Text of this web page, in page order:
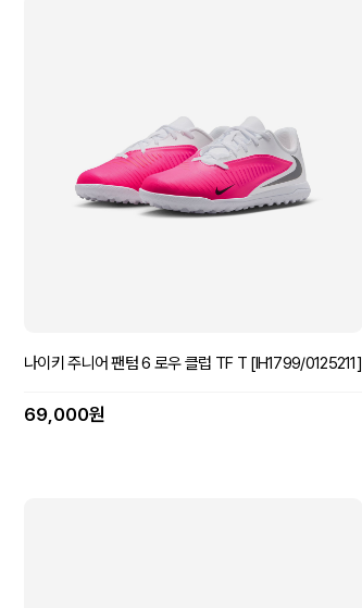
나이키 주니어 팬텀 6 로우 클럽 TF T [IH1799/0125211]
69,000원